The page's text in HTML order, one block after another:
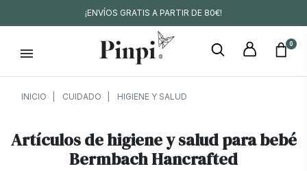
¡ENVÍOS GRATIS A PARTIR DE 80€!
0
INICIO CUIDADO HIGIENE Y SALUD
Artículos de higiene y salud para bebé
Bermbach Hancrafted